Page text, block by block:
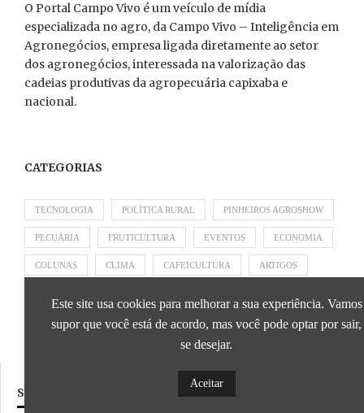
O Portal Campo Vivo é um veículo de mídia
especializada no agro, da Campo Vivo – Inteligência em
Agronegócios, empresa ligada diretamente ao setor
dos agronegócios, interessada na valorização das
cadeias produtivas da agropecuária capixaba e
nacional.
CATEGORIAS
TECNOLOGIA POLÍTICA RURAL PINHEIROS AGROSHOW
PECUÁRIA FRUTICULTURA EVENTOS ECONOMIA
COLUNAS CLIMA CAFEICULTURA ARTIGOS
APRESENTADO POR BRAPEX
SIGA NOSSAS REDES SOCIAIS
Este site usa cookies para melhorar a sua experiência. Vamos
supor que você está de acordo, mas você pode optar por sair,
se desejar.
Aceitar